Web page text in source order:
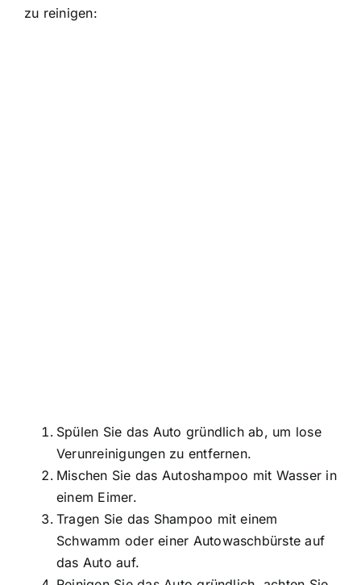
zu reinigen:
Spülen Sie das Auto gründlich ab, um lose
Verunreinigungen zu entfernen.
Mischen Sie das Autoshampoo mit Wasser in
einem Eimer.
Tragen Sie das Shampoo mit einem
Schwamm oder einer Autowaschbürste auf
das Auto auf.